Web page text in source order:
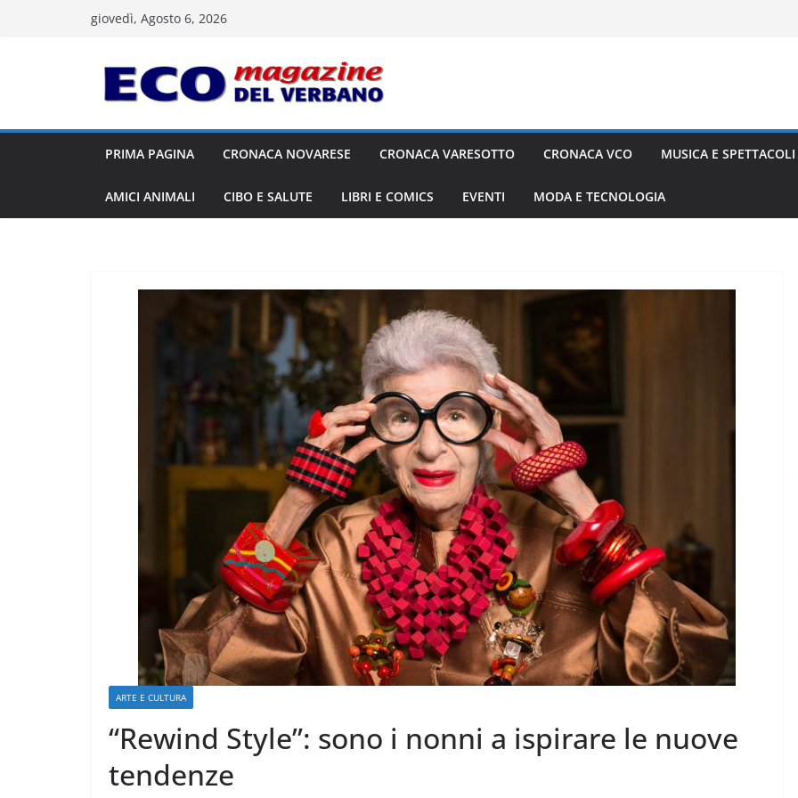
giovedì, Agosto 6, 2026
PRIMA PAGINA CRONACA NOVARESE CRONACA VARESOTTO CRONACA VCO MUSICA E SPETTACOLI
AMICI ANIMALI CIBO E SALUTE LIBRI E COMICS EVENTI MODA E TECNOLOGIA
ARTE E CULTURA
“Rewind Style”: sono i nonni a ispirare le nuove
tendenze
MODA E TECNOLOGIA
Piemonte e Lombardia
leader nel mercato
italiano dell’AI
ARTE E CULTURA MODA E TECNOLOGIA
Nelle vacanze 2026 la
voglia di tornare “Al mio
paese”